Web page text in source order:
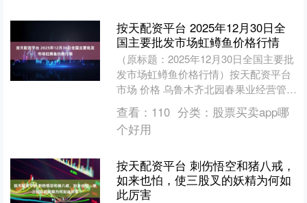
按天配资平台 2025年12月30日全
国主要批发市场虹鳟鱼价格行情
（原标题：2025年12月30日全国主要批
发市场虹鳟鱼价格行情）按天配资平台
市场 价格 乌鲁木齐北园春果业经营管理
有限责任公司 48.00 单位：元/公斤 数....
查看： 110 分类： 股票买卖app哪
个好用
按天配资平台 刺伤悟空和猪八戒，
如来也怕，使三股叉的妖精为何如
此厉害